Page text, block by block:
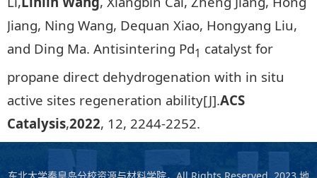
Jiang, Ning Wang, Dequan Xiao, Hongyang Liu,
and Ding Ma. Antisintering Pd1 catalyst for
propane direct dehydrogenation with in situ
active sites regeneration ability[J].ACS
Catalysis,2022, 12, 2244-2252.
东北大学秦皇岛分校资源与材料学院，All Rights Reserved, 2023 地